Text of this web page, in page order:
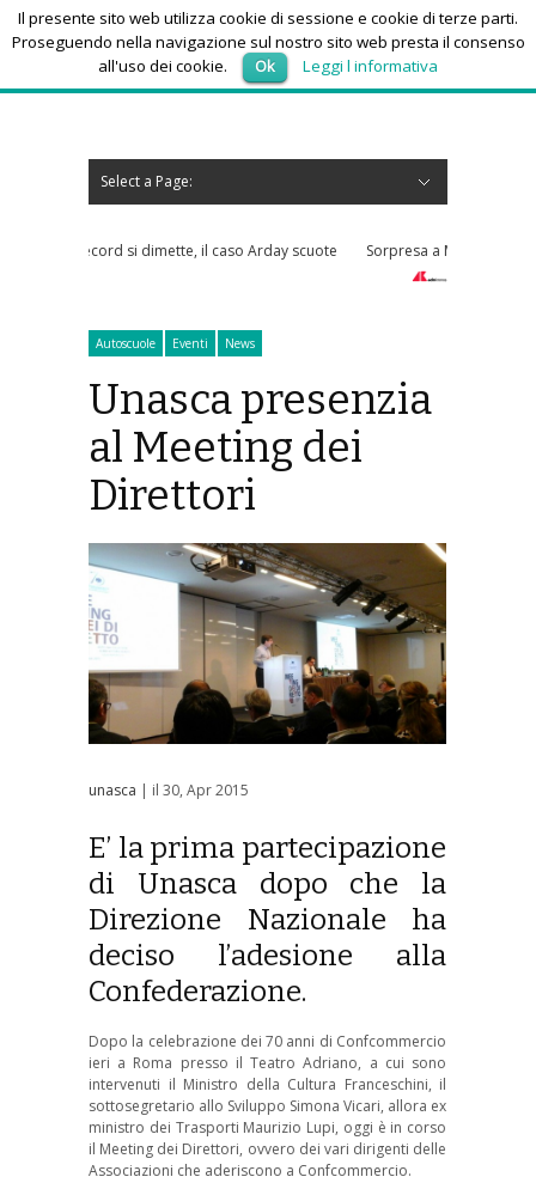
giovedì 6, Agosto 2026
Select a Page:
il caso Arday scuote
Sorpresa a Montreal, Zverev subito eliminato
Autoscuole Eventi News
Unasca presenzia
al Meeting dei
Direttori
unasca | il 30, Apr 2015
E’ la prima partecipazione
di Unasca dopo che la
Direzione Nazionale ha
deciso l’adesione alla
Confederazione.
Dopo la celebrazione dei 70 anni di Confcommercio
ieri a Roma presso il Teatro Adriano, a cui sono
intervenuti il Ministro della Cultura Franceschini, il
sottosegretario allo Sviluppo Simona Vicari, allora ex
ministro dei Trasporti Maurizio Lupi, oggi è in corso
il Meeting dei Direttori, ovvero dei vari dirigenti delle
Associazioni che aderiscono a Confcommercio.
Il presente sito web utilizza cookie di sessione e cookie di terze parti.
Proseguendo nella navigazione sul nostro sito web presta il consenso
all'uso dei cookie.
Ok Leggi l informativa